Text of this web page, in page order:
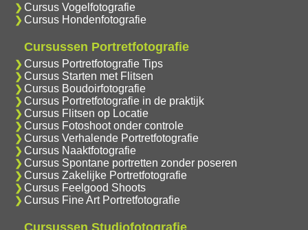
Cursus Vogelfotografie
Cursus Hondenfotografie
Cursussen Portretfotografie
Cursus Portretfotografie Tips
Cursus Starten met Flitsen
Cursus Boudoirfotografie
Cursus Portretfotografie in de praktijk
Cursus Flitsen op Locatie
Cursus Fotoshoot onder controle
Cursus Verhalende Portretfotografie
Cursus Naaktfotografie
Cursus Spontane portretten zonder poseren
Cursus Zakelijke Portretfotografie
Cursus Feelgood Shoots
Cursus Fine Art Portretfotografie
Cursussen Studiofotografie